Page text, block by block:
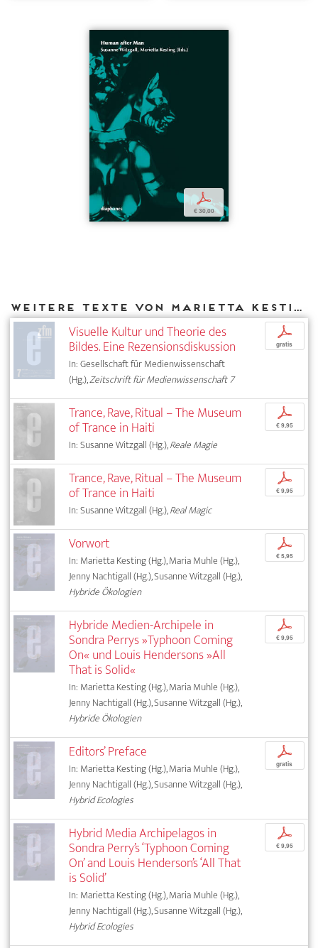
p
€ 30,00
Weitere Texte von Marietta Kesting bei DIAPHANES
Visuelle Kultur und Theorie des
Bildes. Eine Rezensionsdiskussion
In: Gesellschaft für Medienwissenschaft
(Hg.),Zeitschrift für Medienwissenschaft 7
p
gratis
Trance, Rave, Ritual – The Museum
of Trance in Haiti
In: Susanne Witzgall (Hg.),Reale Magie
p
€ 9,95
Trance, Rave, Ritual – The Museum
of Trance in Haiti
In: Susanne Witzgall (Hg.),Real Magic
p
€ 9,95
Vorwort
In: Marietta Kesting (Hg.), Maria Muhle (Hg.),
Jenny Nachtigall (Hg.), Susanne Witzgall (Hg.),
Hybride Ökologien
p
€ 5,95
Hybride Medien-Archipele in
Sondra Perrys »Typhoon Coming
On« und Louis Hendersons »All
That is Solid«
In: Marietta Kesting (Hg.), Maria Muhle (Hg.),
Jenny Nachtigall (Hg.), Susanne Witzgall (Hg.),
Hybride Ökologien
p
€ 9,95
Editors’ Preface
In: Marietta Kesting (Hg.), Maria Muhle (Hg.),
Jenny Nachtigall (Hg.), Susanne Witzgall (Hg.),
Hybrid Ecologies
p
gratis
Hybrid Media Archipelagos in
Sondra Perry’s ‘Typhoon Coming
On’ and Louis Henderson’s ‘All That
is Solid’
In: Marietta Kesting (Hg.), Maria Muhle (Hg.),
Jenny Nachtigall (Hg.), Susanne Witzgall (Hg.),
Hybrid Ecologies
p
€ 9,95